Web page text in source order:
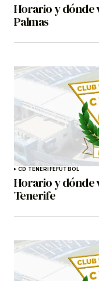
Horario y dónde
Palmas
CD TENERIFEFÚTBOL
Horario y dónde
Tenerife